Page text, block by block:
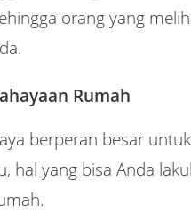
orang yang
Rumah
berperan besar
hal yang bisa Anda